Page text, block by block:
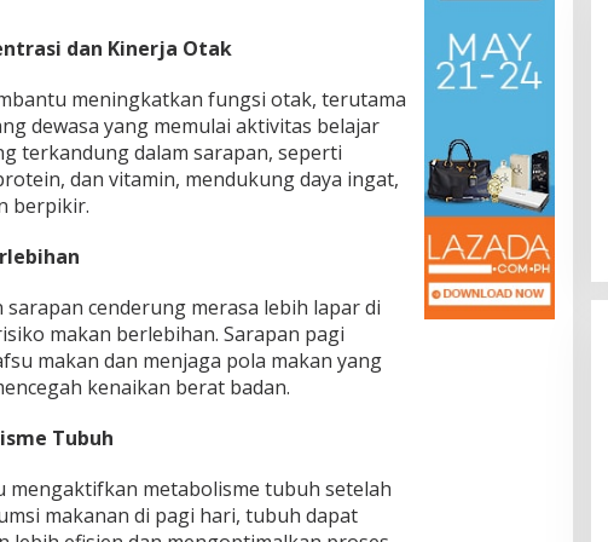
dan Kinerja Otak
meningkatkan fungsi otak, terutama
dewasa yang memulai aktivitas belajar
terkandung dalam sarapan, seperti
dan vitamin, mendukung daya ingat,
berpikir.
cenderung merasa lebih lapar di
makan berlebihan. Sarapan pagi
makan dan menjaga pola makan yang
kenaikan berat badan.
Tubuh
mengaktifkan metabolisme tubuh setelah
makanan di pagi hari, tubuh dapat
dan Minim
Bumiayu–
Telan Korban,
Pohon di
Ekonomi, Hukum & Kriminal, Info
Politik,